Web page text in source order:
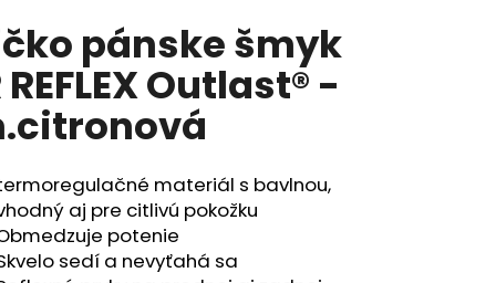
pánske šmyk
REFLEX Outlast® -
materiál s bavlnou,
aj pre citlivú pokožku
potenie
sedí a nevyťahá sa
TENKÉ VÝSTRIH U